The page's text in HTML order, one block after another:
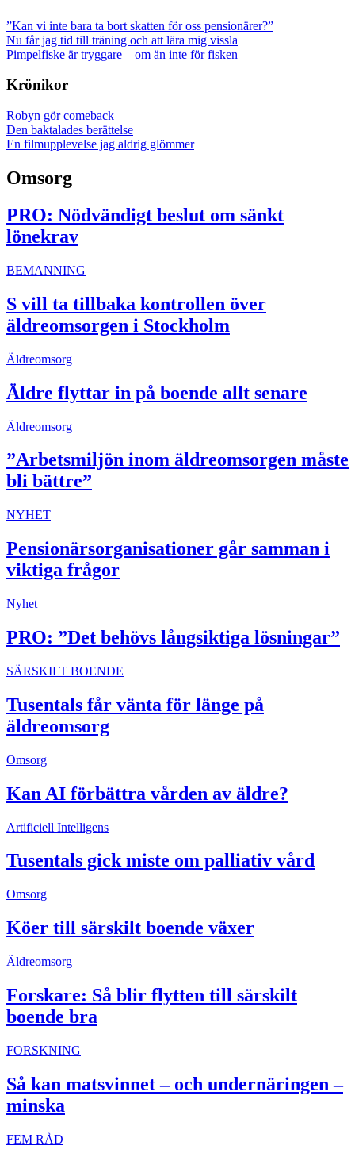
”Kan vi inte bara ta bort skatten för oss pensionärer?”
Nu får jag tid till träning och att lära mig vissla
Pimpelfiske är tryggare – om än inte för fisken
Krönikor
Robyn gör comeback
Den baktalades berättelse
En filmupplevelse jag aldrig glömmer
Omsorg
PRO: Nödvändigt beslut om sänkt
lönekrav
BEMANNING
S vill ta tillbaka kontrollen över
äldreomsorgen i Stockholm
Äldreomsorg
Äldre flyttar in på boende allt senare
Äldreomsorg
”Arbetsmiljön inom äldreomsorgen måste
bli bättre”
NYHET
Pensionärsorganisationer går samman i
viktiga frågor
Nyhet
PRO: ”Det behövs långsiktiga lösningar”
SÄRSKILT BOENDE
Tusentals får vänta för länge på
äldreomsorg
Omsorg
Kan AI förbättra vården av äldre?
Artificiell Intelligens
Tusentals gick miste om palliativ vård
Omsorg
Köer till särskilt boende växer
Äldreomsorg
Forskare: Så blir flytten till särskilt
boende bra
FORSKNING
Så kan matsvinnet – och undernäringen –
minska
FEM RÅD